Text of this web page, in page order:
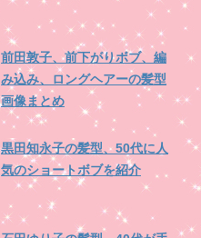
前田敦子、前下がりボブ、編
み込み、ロングヘアーの髪型
画像まとめ
黒田知永子の髪型、50代に人
気のショートボブを紹介